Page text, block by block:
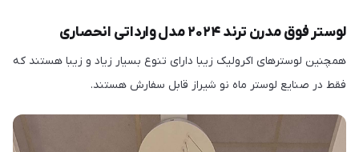
لوستر فوق مدرن ترند ۲۰۲۴ مدل وارداتی انحصاری
همچنین لوسترهای اکرولیک زیبا دارای تنوع بسیار زیاد و زیبا هستند که
فقط در صنایع لوستر ماه نو شیراز قابل سفارش هستند.